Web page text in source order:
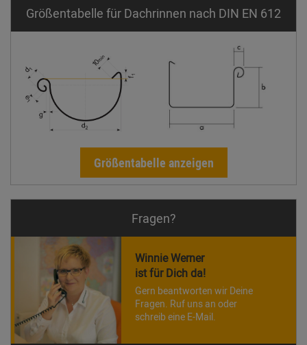
Größentabelle für Dachrinnen nach DIN EN 612
Größentabelle anzeigen
Fragen?
Winnie Werner
ist für Dich da!
Gern beantworten wir Deine
Fragen. Ruf uns an oder
schreib eine E-Mail.